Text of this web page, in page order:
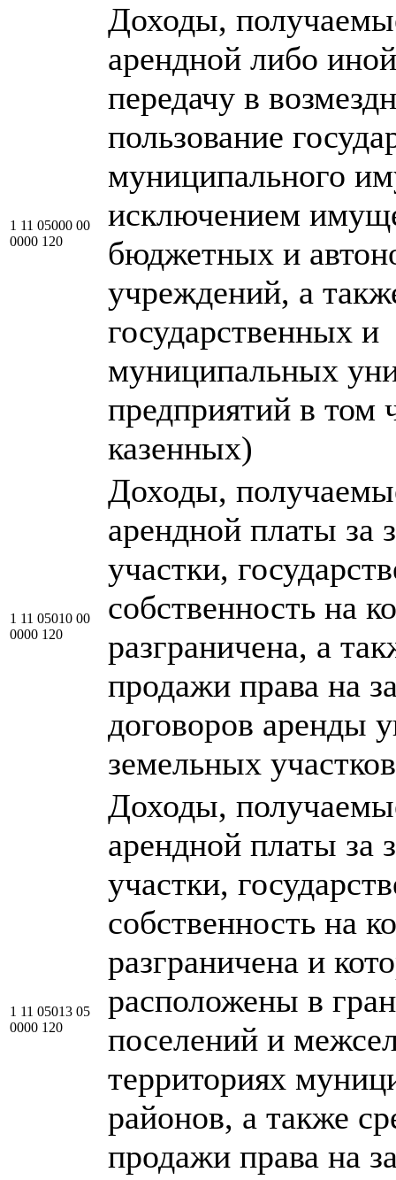
1 11 05000 00
0000 120
Доходы,
арендной либо
передачу в
пользование
муниципального
исключением
бюджетных и
учреждений, а
государственных и
муниципальных
предприятий в том
казенных)
1 11 05010 00
0000 120
Доходы,
арендной платы за
участки,
собственность на
разграничена, а
продажи права на
договоров аренды
земельных участков
1 11 05013 05
0000 120
Доходы,
арендной платы за
участки,
собственность на
разграничена и
расположены в
поселений и
территориях
районов, а также
продажи права на